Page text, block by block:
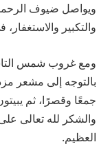
ويواصل ضيوف الرحمن
والتكبير
ومع غروب شمس
بالتوجه إلى مشعر
جمعًا وقصرًا، ثم
والشكر لله تعالى
العظيم.